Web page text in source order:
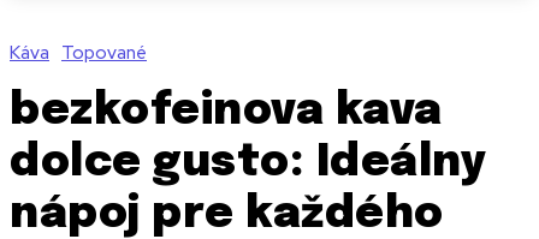
Káva Topované
bezkofeinova kava
dolce gusto: Ideálny
nápoj pre každého